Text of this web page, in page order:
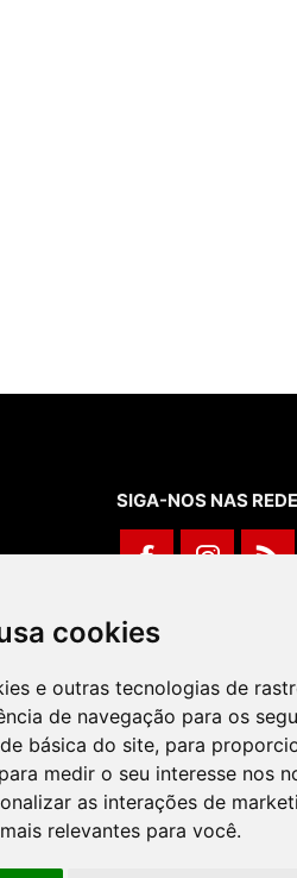
cookies
e outras tecnologias de
de navegação para os
básica do site, para
para medir o seu interesse nos
as interações de
relevantes para você.
SIGA-NOS NAS
Monsaraz
266 040 688
Nacional)